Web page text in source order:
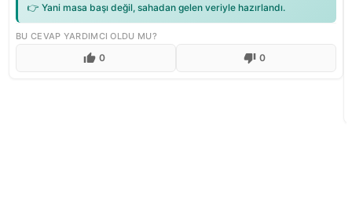
👉 Yani masa başı değil, sahadan gelen veriyle hazırlandı.
BU CEVAP YARDIMCI OLDU MU?
0 0